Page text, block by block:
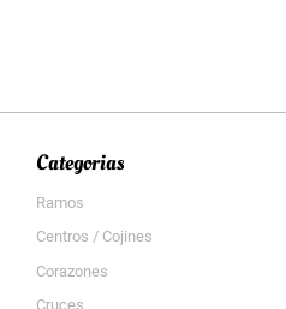
Categorias
Ramos
Centros / Cojines
Corazones
Cruces